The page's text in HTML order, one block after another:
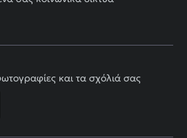
και τα σχόλιά σας